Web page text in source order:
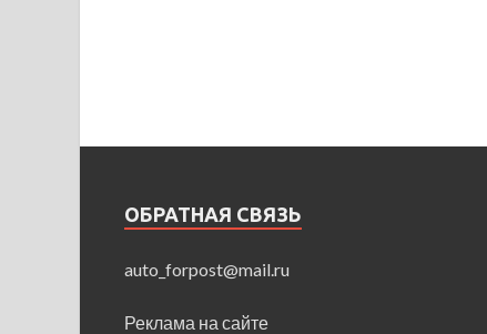
ОБРАТНАЯ СВЯЗЬ
auto_forpost@mail.ru
Реклама на сайте